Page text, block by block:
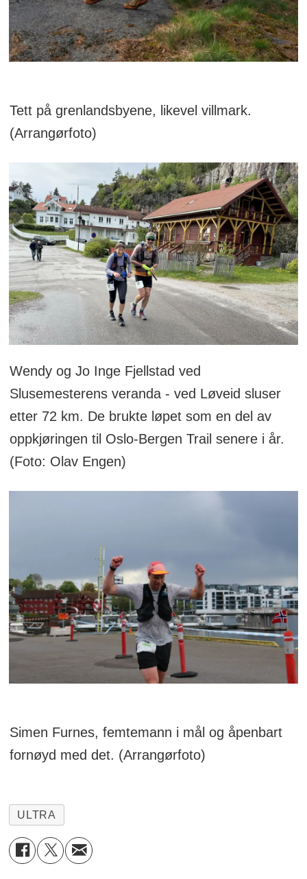
Tett på grenlandsbyene, likevel villmark.
(Arrangørfoto)
Wendy og Jo Inge Fjellstad ved
Slusemesterens veranda - ved Løveid sluser
etter 72 km. De brukte løpet som en del av
oppkjøringen til Oslo-Bergen Trail senere i år.
(Foto: Olav Engen)
Simen Furnes, femtemann i mål og åpenbart
fornøyd med det. (Arrangørfoto)
ULTRA